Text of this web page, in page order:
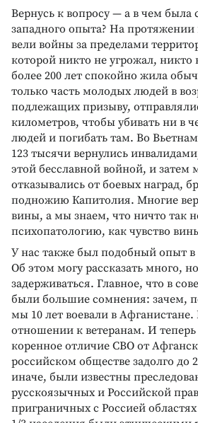
Вернусь к вопросу — а в чем была
западного опыта? На
вели войны за пределами
которой никто не угрожал, никто
более 200 лет спокойно жила
только часть молодых людей в
подлежащих призыву,
километров, чтобы убивать ни в
людей и погибать там. Во
123 тысячи вернулись
этой бесславной войной, и затем
отказывались от боевых наград,
подножию Капитолия. Многие
вины, а мы знаем, что ничто так
психопатологию, как чувство
У нас также был подобный опыт
Об этом могу рассказать много,
задерживаться. Главное, что в
были большие сомнения: зачем,
мы 10 лет воевали в Афганистане.
отношении к ветеранам. И
коренное отличие СВО от
российском обществе задолго до
иначе, были известны
русскоязычных и Российской
приграничных с Россией